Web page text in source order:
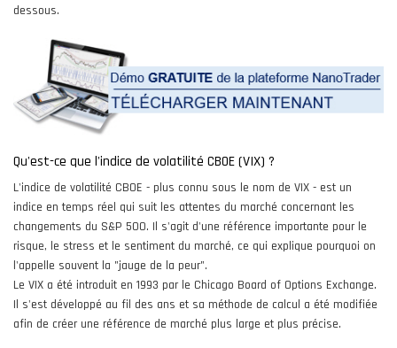
dessous.
Qu'est-ce que l'indice de volatilité CBOE (VIX) ?
L'indice de volatilité CBOE - plus connu sous le nom de VIX - est un
indice en temps réel qui suit les attentes du marché concernant les
changements du S&P 500. Il s'agit d'une référence importante pour le
risque, le stress et le sentiment du marché, ce qui explique pourquoi on
l'appelle souvent la "jauge de la peur".
Le VIX a été introduit en 1993 par le Chicago Board of Options Exchange.
Il s'est développé au fil des ans et sa méthode de calcul a été modifiée
afin de créer une référence de marché plus large et plus précise.